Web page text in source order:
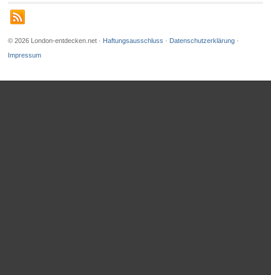
© 2026 London-entdecken.net · Haftungsausschluss · Datenschutzerklärung ·
Impressum